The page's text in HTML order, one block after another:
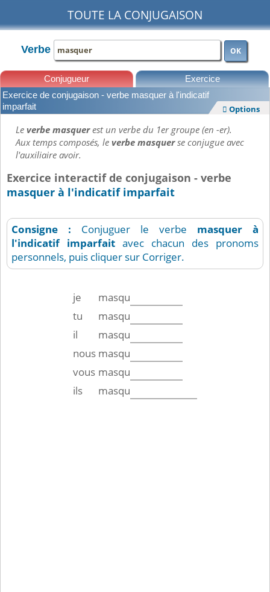
TOUTE LA CONJUGAISON
Verbe OK
Conjugueur Exercice
Leçons
Exercice de conjugaison - verbe masquer à l'indicatif
imparfait
 Options
Leverbe masquerest un verbe du 1er groupe (en -er).
Aux temps composés, leverbe masquerse conjugue avec
l'auxiliaire avoir.
Exercice interactif de conjugaison - verbe
masquer à l'indicatif imparfait
Consigne : Conjuguer le verbe masquer
à
l'indicatif imparfait avec chacun des pronoms
personnels, puis cliquer sur Corriger.
je
masqu
tu
masqu
il
masqu
nous masqu
vous masqu
ils
masqu